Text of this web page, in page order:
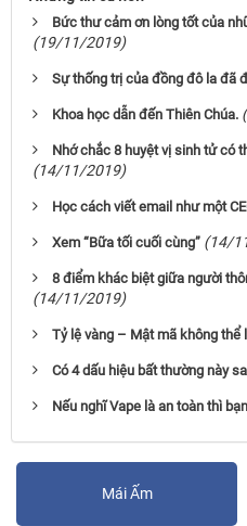
Bức thư cảm ơn lòng tốt của
(19/11/2019)
Sự thống trị của đồng đô la đã
Khoa học dẫn đến Thiên Chúa.
Nhớ chắc 8 huyệt vị sinh tử có
(14/11/2019)
Học cách viết email như một
Xem “Bữa tối cuối cùng” (14/
8 điểm khác biệt giữa người
(14/11/2019)
Tỷ lệ vàng – Mật mã không thể
Có 4 dấu hiệu bất thường này
Nếu nghĩ Vape là an toàn thì
Mái Ấm